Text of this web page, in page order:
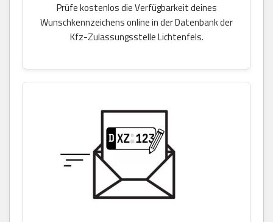
Prüfe kostenlos die Verfügbarkeit deines
Wunschkennzeichens online in der Datenbank der
Kfz-Zulassungsstelle Lichtenfels.